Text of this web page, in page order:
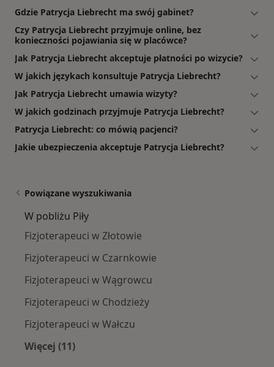
Gdzie Patrycja Liebrecht ma swój gabinet?
Czy Patrycja Liebrecht przyjmuje online, bez
konieczności pojawiania się w placówce?
Jak Patrycja Liebrecht akceptuje płatności po wizycie?
W jakich językach konsultuje Patrycja Liebrecht?
Jak Patrycja Liebrecht umawia wizyty?
W jakich godzinach przyjmuje Patrycja Liebrecht?
Patrycja Liebrecht: co mówią pacjenci?
Jakie ubezpieczenia akceptuje Patrycja Liebrecht?
Powiązane wyszukiwania
W pobliżu Piły
Fizjoterapeuci w Złotowie
Fizjoterapeuci w Czarnkowie
Fizjoterapeuci w Wągrowcu
Fizjoterapeuci w Chodzieży
Fizjoterapeuci w Wałczu
Więcej (11)